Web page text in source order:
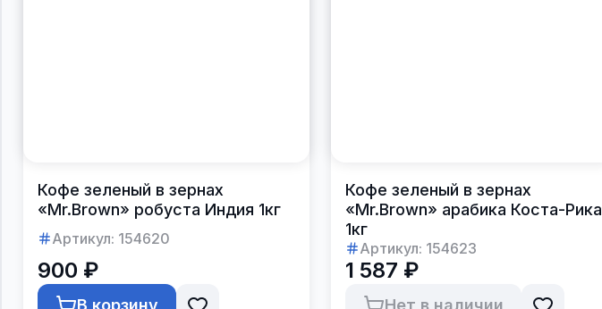
Кофе зеленый в зернах
«Mr.Brown» робуста Индия 1кг
Артикул: 154620
900 ₽
В корзину
Кофе зеленый в зернах
«Mr.Brown» арабика Коста-Рика
1кг
Артикул: 154623
1 587 ₽
Нет в наличии